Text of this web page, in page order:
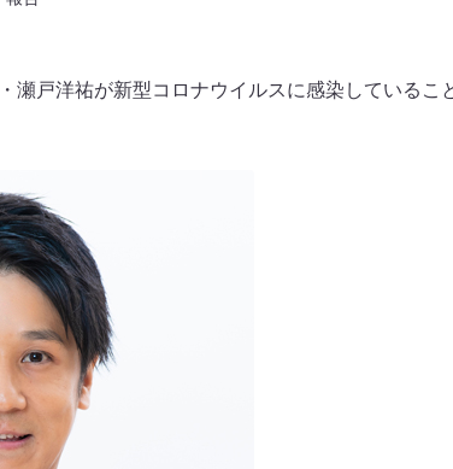
瀬戸洋祐が新型コロナウイルスに感染しているこ